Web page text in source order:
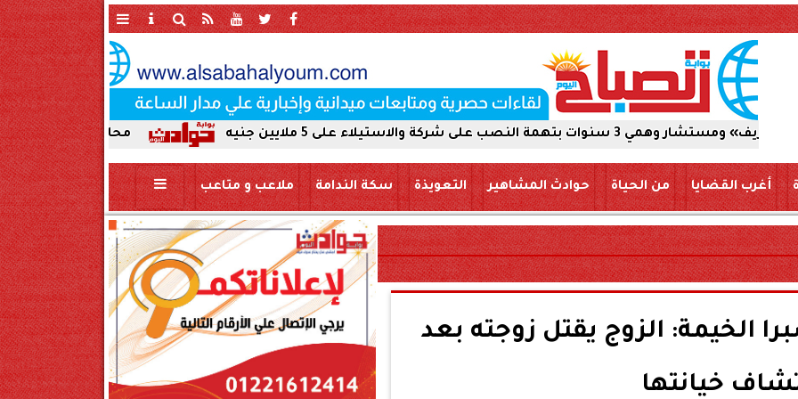
محافظ سوهاج يحيل واقعة ردم نهر على 5 ملايين جنيه
أغرب القضايا من الحياة حوادث المشاهير التعويذة سكة الندامة ملاعب و متاعب
الخيمة: الزوج يقتل زوجته بعد
خيانتها